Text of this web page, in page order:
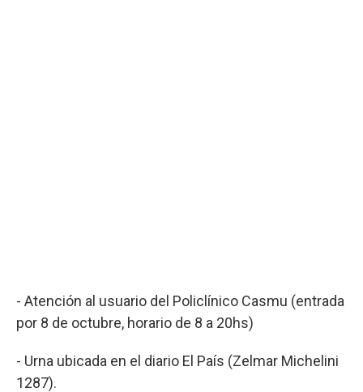
- Atención al usuario del Policlínico Casmu (entrada
por 8 de octubre, horario de 8 a 20hs)
- Urna ubicada en el diario El País (Zelmar Michelini
1287).